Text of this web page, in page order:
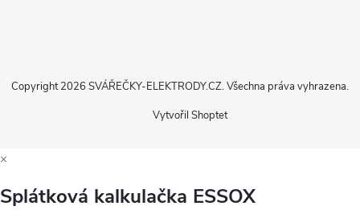
Vytvořil Shoptet
Copyright 2026 SVÁŘEČKY-ELEKTRODY.CZ. Všechna práva vyhrazena.
×
Splátková kalkulačka ESSOX